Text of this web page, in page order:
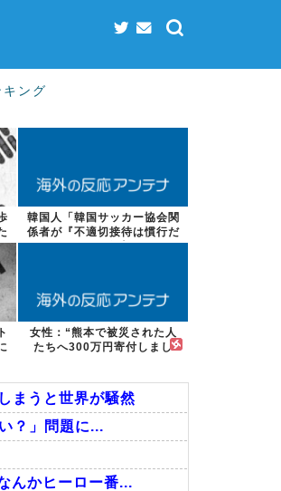
ング
韓国人「韓国サッカー協会関
係者が『不適切接待は慣行だ
った』と衝撃...
女性：“熊本で被災された人
たちへ300万円寄付しまし
まうと世界が騒然
？」問題に...
んかヒーロー番...